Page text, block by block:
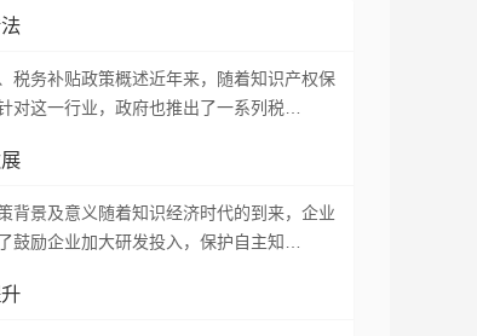
税务补贴政策概述近年来，随着知识产权保
对这一行业，政府也推出了一系列税…
背景及意义随着知识经济时代的到来，企业
鼓励企业加大研发投入，保护自主知…